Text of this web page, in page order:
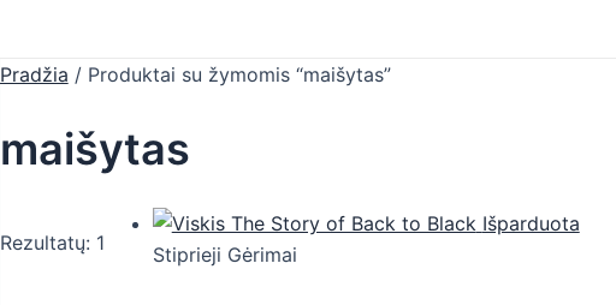
Pradžia / Produktai su žymomis “maišytas”
maišytas
Rezultatų: 1
Išparduota
Stiprieji Gėrimai